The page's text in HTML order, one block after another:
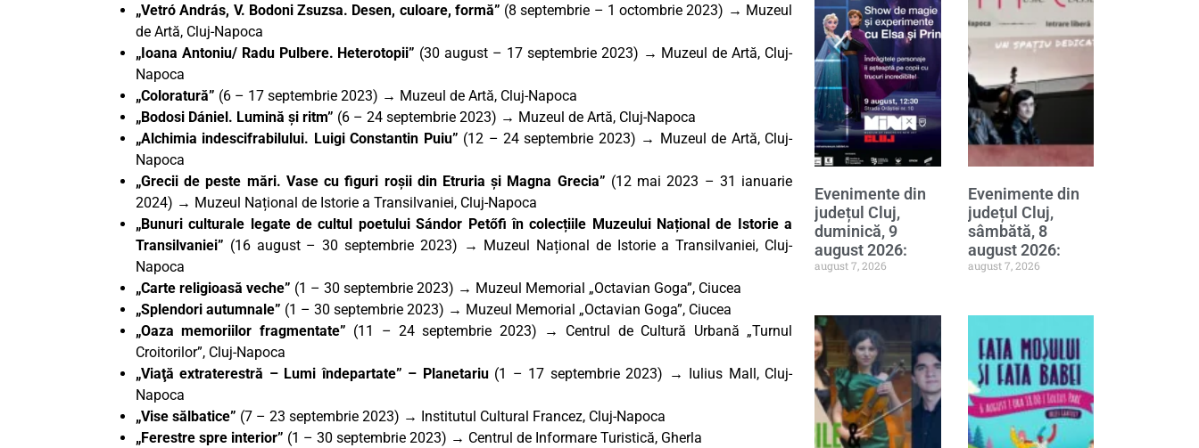
„Vetró András, V. Bodoni Zsuzsa. Desen, culoare, formă” (8 septembrie – 1 octombrie 2023) → Muzeul
de Artă, Cluj-Napoca
„Ioana Antoniu/ Radu Pulbere. Heterotopii” (30 august – 17 septembrie 2023) → Muzeul de Artă, Cluj-
Napoca
„Coloratură” (6 – 17 septembrie 2023) → Muzeul de Artă, Cluj-Napoca
„Bodosi Dániel. Lumină și ritm” (6 – 24 septembrie 2023) → Muzeul de Artă, Cluj-Napoca
„Alchimia indescifrabilului. Luigi Constantin Puiu” (12 – 24 septembrie 2023) → Muzeul de Artă, Cluj-
Napoca
„Grecii de peste mări. Vase cu figuri roșii din Etruria și Magna Grecia” (12 mai 2023 – 31 ianuarie
2024) → Muzeul Național de Istorie a Transilvaniei, Cluj-Napoca
„Bunuri culturale legate de cultul poetului Sándor Petőfi în colecțiile Muzeului Național de Istorie a
Transilvaniei” (16 august – 30 septembrie 2023) → Muzeul Național de Istorie a Transilvaniei, Cluj-
Napoca
„Carte religioasă veche” (1 – 30 septembrie 2023) → Muzeul Memorial „Octavian Goga”, Ciucea
„Splendori autumnale” (1 – 30 septembrie 2023) → Muzeul Memorial „Octavian Goga”, Ciucea
„Oaza memoriilor fragmentate” (11 – 24 septembrie 2023) → Centrul de Cultură Urbană „Turnul
Croitorilor”, Cluj-Napoca
„Viaţă extraterestră – Lumi îndepartate” – Planetariu(1 – 17 septembrie 2023) → Iulius Mall, Cluj-
Napoca
„Vise sălbatice” (7 – 23 septembrie 2023) → Institutul Cultural Francez, Cluj-Napoca
„Ferestre spre interior” (1 – 30 septembrie 2023) → Centrul de Informare Turistică, Gherla
Evenimente din
județul Cluj,
duminică, 9
august 2026:
august 7, 2026
Evenimente din
județul Cluj,
sâmbătă, 8
august 2026:
august 7, 2026